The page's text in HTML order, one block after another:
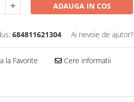
ADAUGA IN COS
684811621304 Ai nevoie de ajutor?
la Favorite Cere informatii